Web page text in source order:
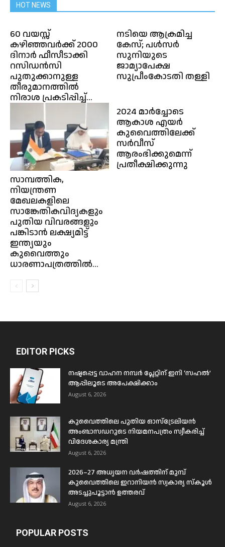
HOT NEWS
60 വയസ്സ്
കഴിഞ്ഞവർക്ക് 2000
ദിനാർ ഫീസീടാക്കി
റസിഡൻസി
പുതുക്കാനുള്ള
തീരുമാനത്തിൽ
നിരാശ പ്രകടിപ്പിച്ച്...
നടിയെ ആക്രമിച്ച
കേസ്; പള്‍സര്‍
സുനിയുടെ
ജാമ്യാപേക്ഷ
സുപ്രീംകോടതി തള്ളി
സാമ്പത്തിക,
നിയന്ത്രണ
മേഖലകളിലെ
സാങ്കേതികവിദ്യകളും
പുതിയ വിവരങ്ങളും
പങ്കിടാൻ ലക്ഷ്യമിട്ട്
ഇന്ത്യയും
കുവൈത്തും
ധാരണാപത്രത്തിൽ...
2024 മാർച്ചോടെ
ആകാശ എയർ
കുവൈത്തിലേക്ക്
സർവീസ്
ആരംഭിക്കുമെന്ന്
പ്രതീക്ഷിക്കുന്നു
EDITOR PICKS
നഷ്ടപ്പെട്ട വാഹന നമ്പർ പ്ലേറ്റിന് ഇനി ‘സഹൽ’
ആപ്പിലൂടെ അപേക്ഷിക്കാം
August 6, 2026
കുവൈത്തിലെ പുതിയ ഓസ്ട്രേലിയൻ
അംബാസഡറുടെ നിയമനപത്രം സ്വീകരിച്ച്
വിദേശകാര്യ മന്ത്രി
August 6, 2026
2026–27 അധ്യയന വർഷത്തിന് മുമ്പ്
കുവൈത്തിലെ ഇറാനിയൻ സ്വകാര്യ സ്കൂൾ
അടച്ചുപൂട്ടാൻ ഉത്തരവ്
August 6, 2026
POPULAR POSTS